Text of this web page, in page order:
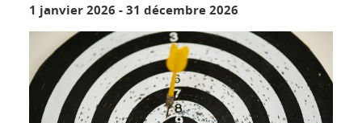
1 janvier 2026 -31 décembre 2026